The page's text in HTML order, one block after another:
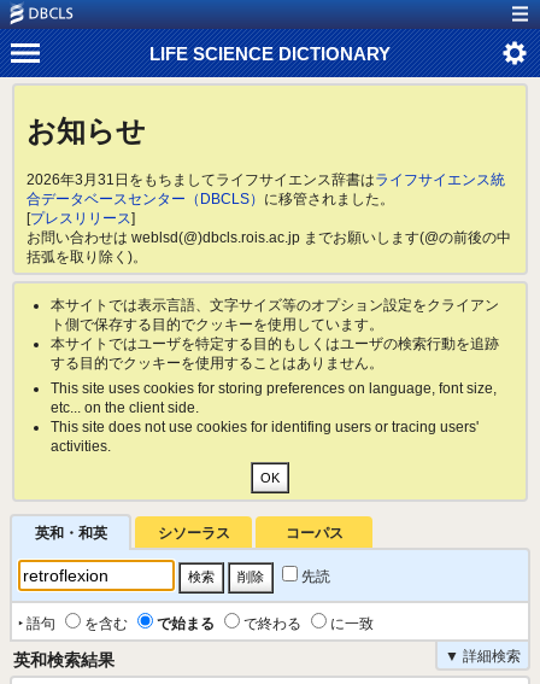
LIFE SCIENCE DICTIONARY
お知らせ
2026年3月31日をもちましてライフサイエンス辞書はライフサイエンス統
合データベースセンター（DBCLS） に移管されました。
[プレスリリース]
お問い合わせは weblsd(@)dbcls.rois.ac.jp までお願いします(@の前後の中
括弧を取り除く)。
本サイトでは表示言語、文字サイズ等のオプション設定をクライアン
ト側で保存する目的でクッキーを使用しています。
本サイトではユーザを特定する目的もしくはユーザの検索行動を追跡
する目的でクッキーを使用することはありません。
This site uses cookies for storing preferences on language, font size,
etc... on the client side.
This site does not use cookies for identifing users or tracing users'
activities.
英和・和英 シソーラス コーパス
先読
‣ 語句 を含む で始まる で終わる
に一致
▼ 詳細検索
英和検索結果